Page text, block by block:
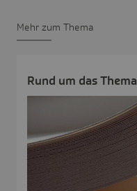
Mehr zum Thema
Rund um das Thema